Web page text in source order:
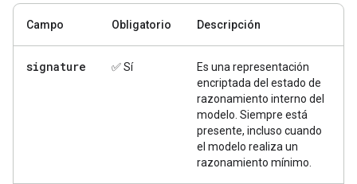
Campo Obligatorio Descripción
signature ✅ Sí
Es una representación
encriptada del estado de
razonamiento interno del
modelo. Siempre está
presente, incluso cuando
el modelo realiza un
razonamiento mínimo.